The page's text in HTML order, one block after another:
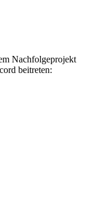
Nachfolgeprojekt
beitreten: